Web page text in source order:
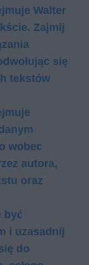
Walter
Zajmij
się
tekstów
wobec
autora,
oraz
być
i uzasadnij
do